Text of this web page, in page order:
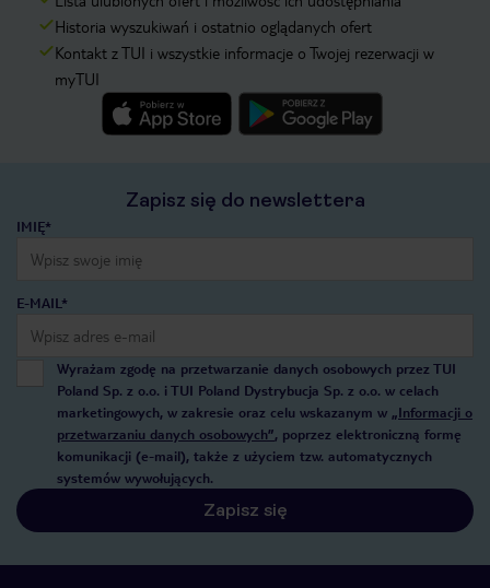
Historia wyszukiwań i ostatnio oglądanych ofert
Kontakt z TUI i wszystkie informacje o Twojej rezerwacji w
myTUI
Zapisz się do newslettera
IMIĘ*
E-MAIL*
Wyrażam zgodę na przetwarzanie danych osobowych przez TUI
Poland Sp. z o.o. i TUI Poland Dystrybucja Sp. z o.o. w celach
marketingowych, w zakresie oraz celu wskazanym w „Informacji o
przetwarzaniu danych osobowych”, poprzez elektroniczną formę
komunikacji (e-mail), także z użyciem tzw. automatycznych
systemów wywołujących.
Zapisz się